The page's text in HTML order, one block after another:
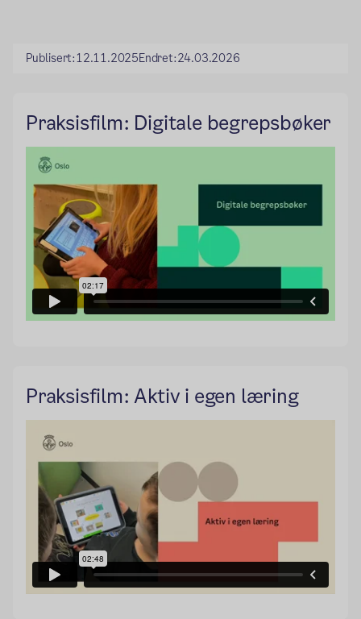
Publisert:12.11.2025Endret:24.03.2026
Praksisfilm: Digitale begrepsbøker
Praksisfilm: Aktiv i egen læring